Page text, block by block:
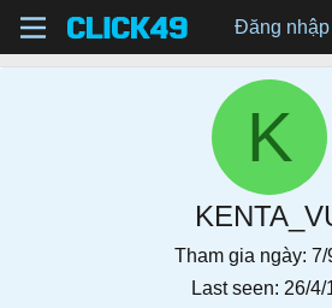
Đăng nhập
K
Tham gia ngày 7/
Last seen 26/4/